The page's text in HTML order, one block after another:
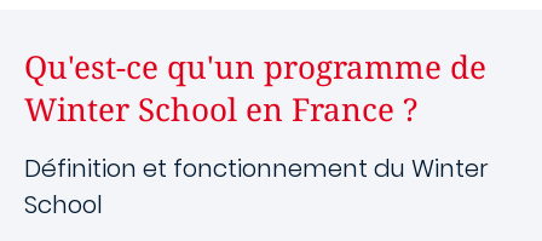
Qu'est-ce qu'un programme de
Winter School en France ?
Définition et fonctionnement du Winter
School